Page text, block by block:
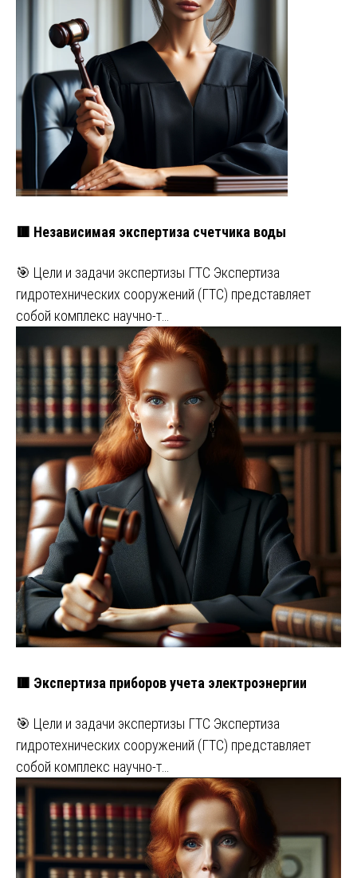
🟥 Независимая экспертиза счетчика воды
🎯 Цели и задачи экспертизы ГТС Экспертиза
гидротехнических сооружений (ГТС) представляет
собой комплекс научно-т…
🟥 Экспертиза приборов учета электроэнергии
🎯 Цели и задачи экспертизы ГТС Экспертиза
гидротехнических сооружений (ГТС) представляет
собой комплекс научно-т…